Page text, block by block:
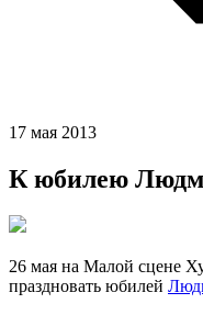
17 мая 2013
К юбилею
26 мая на Малой сцене
праздновать юбилей